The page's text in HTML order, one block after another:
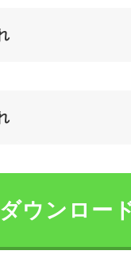
ウンロー